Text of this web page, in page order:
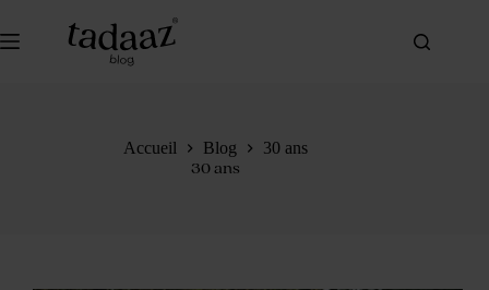
contenu
Accueil Blog
30 ans
30 ans